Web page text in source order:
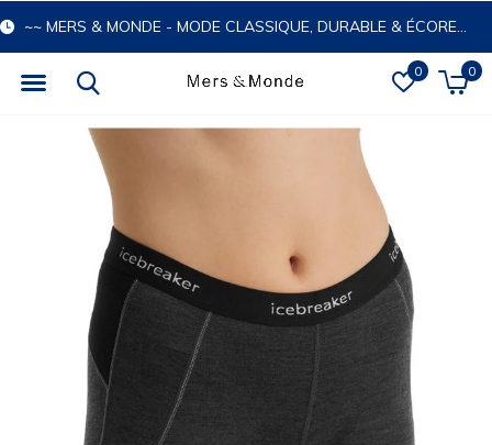
0 0
~~ MERS & MONDE - MODE CLASSIQUE, DURABLE & ÉCORESPONSABLE